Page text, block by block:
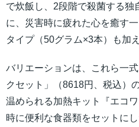
で炊飯し、2段階で殺菌する独
に、災害時に疲れた心を癒す
タイプ（50グラム×3本）も加え
バリエーションは、これら一
クセット」（8618円、税込）
温められる加熱キット『エコ
時に便利な食器類をセットに